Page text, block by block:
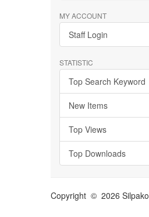
MY ACCOUNT
Staff Login
STATISTIC
Top Search Keyword
New Items
Top Views
Top Downloads
Copyright © 2026